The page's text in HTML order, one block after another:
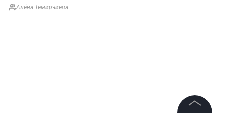
Алёна Темирчиева